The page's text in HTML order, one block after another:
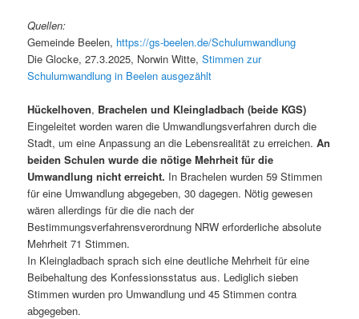
Quellen:
Gemeinde Beelen, https://gs-beelen.de/Schulumwandlung
Die Glocke, 27.3.2025, Norwin Witte,Stimmen zur
Schulumwandlung in Beelen ausgezählt
Hückelhoven, Brachelen und Kleingladbach (beide KGS)
Eingeleitet worden waren die Umwandlungsverfahren durch die
Stadt, um eine Anpassung an die Lebensrealität zu erreichen.An
beiden Schulen wurde die nötige Mehrheit für die
Umwandlung nicht erreicht. In Brachelen wurden 59 Stimmen
für eine Umwandlung abgegeben, 30 dagegen. Nötig gewesen
wären allerdings für die die nach der
Bestimmungsverfahrensverordnung NRW erforderliche absolute
Mehrheit 71 Stimmen.
In Kleingladbach sprach sich eine deutliche Mehrheit für eine
Beibehaltung des Konfessionsstatus aus. Lediglich sieben
Stimmen wurden pro Umwandlung und 45 Stimmen contra
abgegeben.